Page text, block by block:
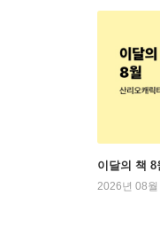
이달의 책 8
2026년 08월